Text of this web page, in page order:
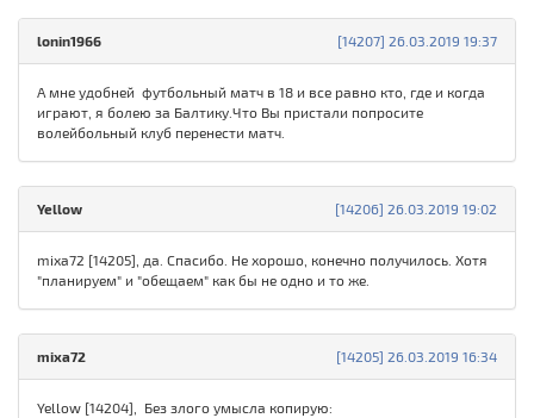
[14207] 26.03.2019 19:37
lonin1966
А мне удобней футбольный матч в 18 и все равно кто, где и когда
играют, я болею за Балтику.Что Вы пристали попросите
волейбольный клуб перенести матч.
[14206] 26.03.2019 19:02
Yellow
mixa72 [14205], да. Спасибо. Не хорошо, конечно получилось. Хотя
"планируем" и "обещаем" как бы не одно и то же.
[14205] 26.03.2019 16:34
mixa72
Yellow [14204], Без злого умысла копирую: